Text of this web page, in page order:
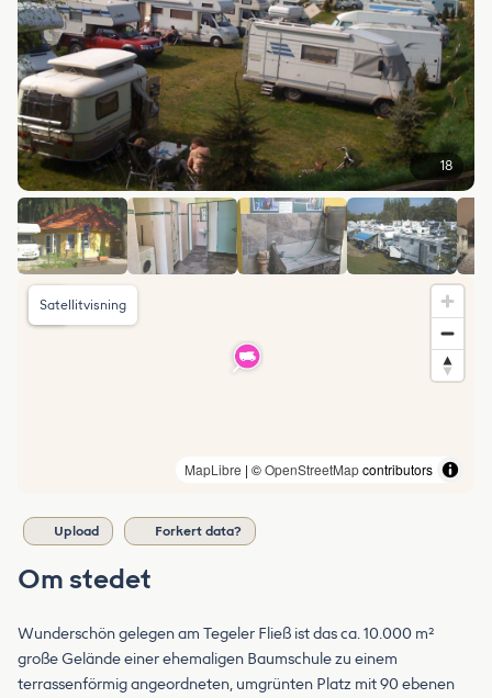
18
MapLibre | ©OpenStreetMapcontributors
Satellitvisning
Upload Forkert data?
Om stedet
Wunderschön gelegen am Tegeler Fließ ist das ca. 10.000 m²
große Gelände einer ehemaligen Baumschule zu einem
terrassenförmig angeordneten, umgrünten Platz mit 90 ebenen